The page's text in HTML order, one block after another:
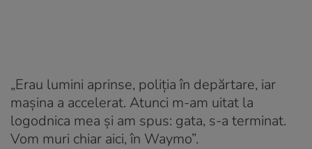
„Erau lumini aprinse, poliția în depărtare, iar
mașina a accelerat. Atunci m-am uitat la
logodnica mea și am spus: gata, s-a terminat.
Vom muri chiar aici, în Waymo”.